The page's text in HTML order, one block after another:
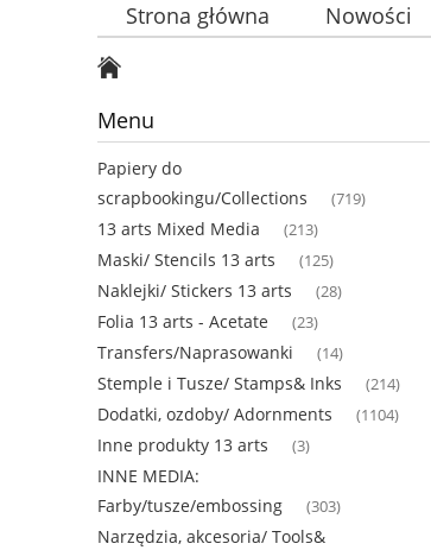
Strona główna Nowości
Menu
Papiery do
scrapbookingu/Collections
(719)
13 arts Mixed Media (213)
Maski/ Stencils 13 arts (125)
Naklejki/ Stickers 13 arts (28)
Folia 13 arts - Acetate (23)
Transfers/Naprasowanki (14)
Stemple i Tusze/ Stamps& Inks (214)
Dodatki, ozdoby/ Adornments (1104)
Inne produkty 13 arts (3)
INNE MEDIA:
Farby/tusze/embossing
(303)
Narzędzia, akcesoria/ Tools&